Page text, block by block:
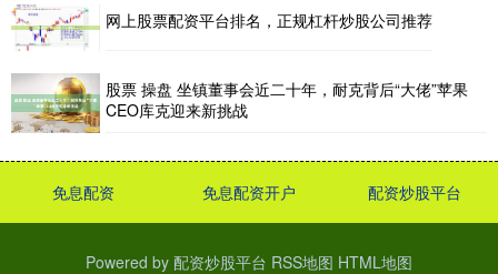
网上股票配资平台排名，正规杠杆炒股公司推荐
股票 操盘 坐镇董事会近二十年，耐克背后“大佬”苹果
CEO库克迎来新挑战
免息配资 免息配资开户 配资炒股平台
Powered by 配资炒股平台 RSS地图 HTML地图